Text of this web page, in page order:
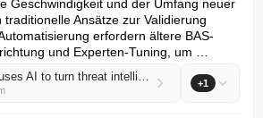
Geschwindigkeit und der Umfang neuer
Ansätze zur Validierung
erfordern ältere BAS-
und Experten-Tuning, um …
Picus Security uses AI to turn threat intelligence into attack simulations +1